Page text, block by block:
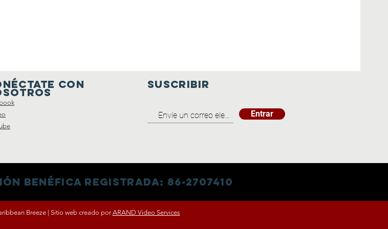
con SUSCRIBIR
Entrar
benéfica registrada: 86-2707410
Breeze | Sitio web creado porARAND Video Services